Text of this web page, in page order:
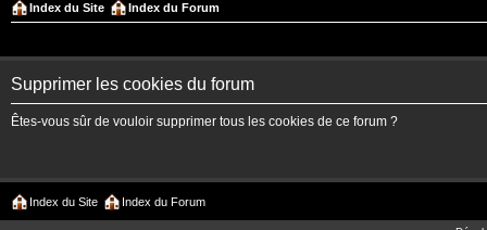
Index du Site Index du Forum
Supprimer les cookies du forum
Êtes-vous sûr de vouloir supprimer tous les cookies de ce forum ?
Index du Site Index du Forum